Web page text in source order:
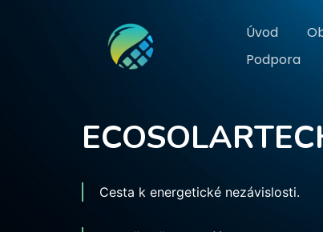
Úvod
Podpora
Cesta k energetické nezávislosti.